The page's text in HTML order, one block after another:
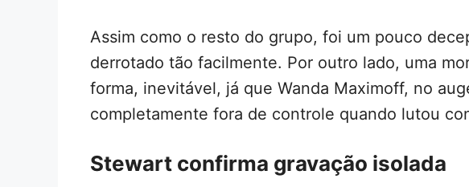
Assim como o resto do grupo, foi um pouco
derrotado tão facilmente. Por outro lado, uma
forma, inevitável, já que Wanda Maximoff, no
completamente fora de controle quando lutou
Stewart confirma gravação isolada